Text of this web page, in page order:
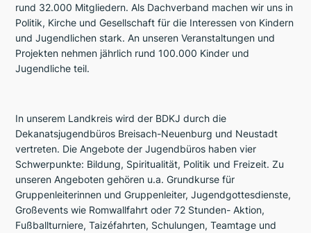
rund 32.000 Mitgliedern. Als Dachverband machen wir uns in
Politik, Kirche und Gesellschaft für die Interessen von Kindern
und Jugendlichen stark. An unseren Veranstaltungen und
Projekten nehmen jährlich rund 100.000 Kinder und
Jugendliche teil.
In unserem Landkreis wird der BDKJ durch die
Dekanatsjugendbüros Breisach-Neuenburg und Neustadt
vertreten. Die Angebote der Jugendbüros haben vier
Schwerpunkte: Bildung, Spiritualität, Politik und Freizeit. Zu
unseren Angeboten gehören u.a. Grundkurse für
Gruppenleiterinnen und Gruppenleiter, Jugendgottesdienste,
Großevents wie Romwallfahrt oder 72 Stunden- Aktion,
Fußballturniere, Taizéfahrten, Schulungen, Teamtage und